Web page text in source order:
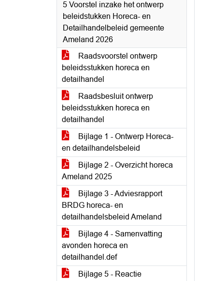
5 Voorstel inzake het ontwerp
beleidstukken Horeca- en
Detailhandelbeleid gemeente
Ameland 2026
Raadsvoorstel ontwerp
beleidsstukken horeca en
detailhandel
Raadsbesluit ontwerp
beleidsstukken horeca en
detailhandel
Bijlage 1 - Ontwerp Horeca-
en detailhandelsbeleid
Bijlage 2 - Overzicht horeca
Ameland 2025
Bijlage 3 - Adviesrapport
BRDG horeca- en
detailhandelsbeleid Ameland
Bijlage 4 - Samenvatting
avonden horeca en
detailhandel.def
Bijlage 5 - Reactie